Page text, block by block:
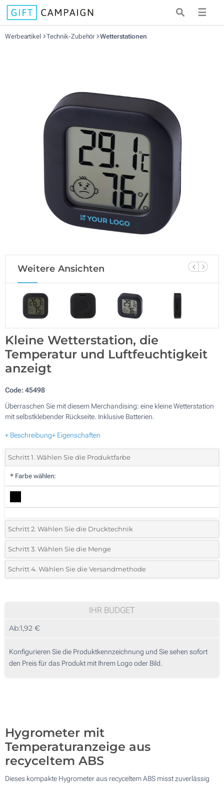
☰
Werbeartikel Technik-Zubehör Wetterstationen
Weitere Ansichten
Kleine Wetterstation, die
Temperatur und Luftfeuchtigkeit
anzeigt
Code:45498
Überraschen Sie mit diesem Merchandising: eine kleine Wetterstation
mit selbstklebender Rückseite. Inklusive Batterien.
+ Beschreibung+ Eigenschaften
Schritt 1. Wählen Sie die Produktfarbe
* Farbe wählen:
Schritt 2. Wählen Sie die Drucktechnik
*Wählen Sie die Druck- und Farbtechniken für Ihr Logo:
1 Farbig (Unterhalb der Anzeige)
Schritt 3. Wählen Sie die Menge
*Bitte wählen Sie Ihre gewünschte Menge
50
125
250
Schritt 4. Wählen Sie die Versandmethode
IHR BUDGET
Ab:1,92 €
Konfigurieren Sie die Produktkennzeichnung und Sie sehen sofort
den Preis für das Produkt mit Ihrem Logo oder Bild.
Hygrometer mit
Temperaturanzeige aus
recyceltem ABS
Dieses kompakte Hygrometer aus recyceltem ABS misst zuverlässig